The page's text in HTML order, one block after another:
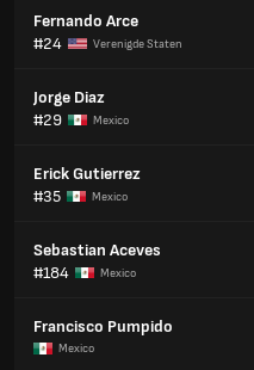
Fernando Arce
#24
Verenigde Staten
Jorge Diaz
#29
Mexico
Erick Gutierrez
#35
Mexico
Sebastian Aceves
#184
Mexico
Francisco Pumpido
Mexico